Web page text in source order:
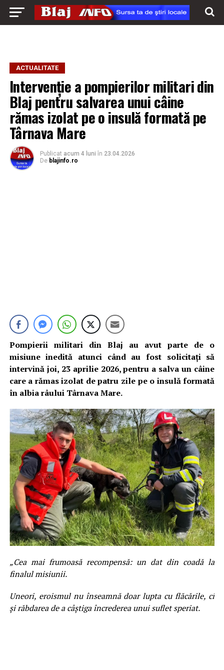
ACTUALITATE
Intervenție a pompierilor militari din
Blaj pentru salvarea unui câine
rămas izolat pe o insulă formată pe
Târnava Mare
Publicat acum 4 luni în 23.04.2026
De blajinfo.ro
Pompierii militari din Blaj au avut parte de o
misiune inedită atunci când au fost solicitați să
intervină joi, 23 aprilie 2026, pentru a salva un câine
care a rămas izolat de patru zile pe o insulă formată
în albia râului Târnava Mare.
„Cea mai frumoasă recompensă: un dat din coadă la
finalul misiunii.
Uneori, eroismul nu înseamnă doar lupta cu flăcările, ci
și răbdarea de a câștiga încrederea unui suflet speriat.